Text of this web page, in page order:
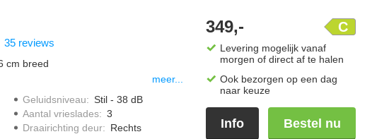
35 reviews
cm breed
meer...
Geluidsniveau: Stil - 38 dB
Aantal vrieslades: 3
Draairichting deur: Rechts
C
349,-
Levering mogelijk vanaf
morgen of direct af te halen
Ook bezorgen op een dag
naar keuze
Info Bestel nu